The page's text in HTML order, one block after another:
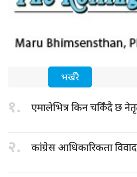
भर्खरै
१. एमालेभित्र किनचर्किंदै छ
२. कांग्रेस आधिकारिकता